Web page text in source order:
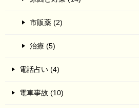
市販薬 (2)
治療 (5)
電話占い (4)
電車事故 (10)